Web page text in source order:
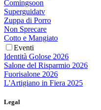
Comingsoon
Superguidatv
Zuppa di Porro
Non Sprecare
Cotto e Mangiato
Eventi
Identità Golose 2026
Salone del Risparmio 2026
Fuorisalone 2026
L'Artigiano in Fiera 2025
Legal